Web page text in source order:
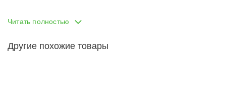
Читать полностью
Другие похожие товары